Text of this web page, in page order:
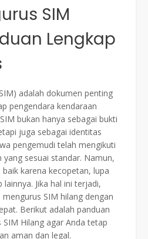
SIM
Lengkap
adalah dokumen penting
pengendara kendaraan
bukan hanya sebagai bukti
juga sebagai identitas
pengemudi telah mengikuti
sesuai standar. Namun,
karena kecopetan, lupa
Jika hal ini terjadi,
SIM hilang dengan
Berikut adalah panduan
Hilang agar Anda tetap
aman dan legal.